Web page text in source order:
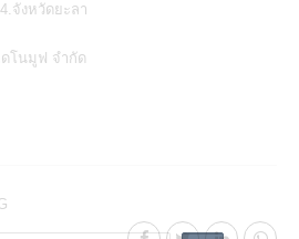
จังหวัดยะลา
โนมูฟ จำกัด